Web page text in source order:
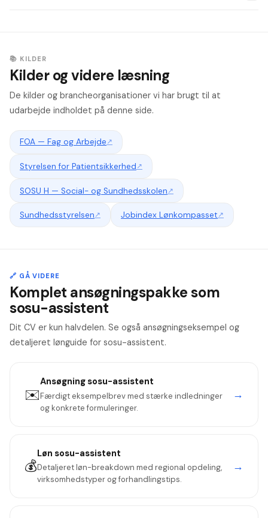
kvalifikationstillæg for fx medicinkursus og funktionsløn for
specialisering i demens eller palliation. Ved
ansættelsessamtalen kan du forhandle tillæg baseret på
dine dokumenterede kompetencer.
📚 KILDER
Kilder og videre læsning
De kilder og brancheorganisationer vi har brugt til at
udarbejde indholdet på denne side.
FOA — Fag og Arbejde↗
Styrelsen for Patientsikkerhed↗
SOSU H — Social- og Sundhedsskolen↗
Sundhedsstyrelsen↗ Jobindex Lønkompasset↗
🔗 GÅ VIDERE
Komplet ansøgningspakke som
sosu-assistent
Dit CV er kun halvdelen. Se også ansøgningseksempel og
detaljeret lønguide for sosu-assistent.
✉️
Ansøgningsosu-assistent
Færdigt eksempelbrev med stærke indledninger
og konkrete formuleringer.
→
💰
Løn sosu-assistent
Detaljeret løn-breakdown med regional opdeling,
virksomhedstyper og forhandlingstips.
→